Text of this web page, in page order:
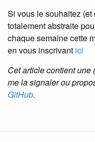
Si vous le souhaitez
totalement abstraite
chaque semaine cette
en vous inscrivant ici
Cet article contient une
me la signaler ou
GitHub.